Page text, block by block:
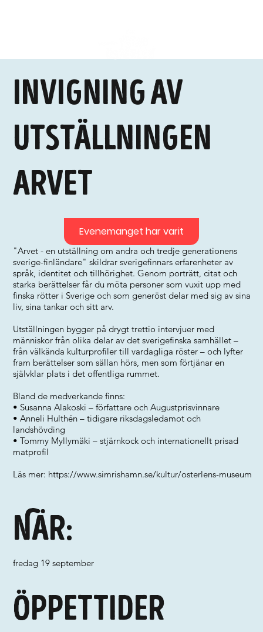
Invigning av
utställningen
arvet
"Arvet - en utställning om andra och tredje generationens
sverige-finländare" skildrar sverigefinnars erfarenheter av
språk, identitet och tillhörighet. Genom porträtt, citat och
starka berättelser får du möta personer som vuxit upp med
finska rötter i Sverige och som generöst delar med sig av sina
liv, sina tankar och sitt arv.
Utställningen bygger på drygt trettio intervjuer med
människor från olika delar av det sverigefinska samhället –
från välkända kulturprofiler till vardagliga röster – och lyfter
fram berättelser som sällan hörs, men som förtjänar en
självklar plats i det offentliga rummet.
Bland de medverkande finns:
• Susanna Alakoski – författare och Augustprisvinnare
• Anneli Hulthén – tidigare riksdagsledamot och
landshövding
• Tommy Myllymäki – stjärnkock och internationellt prisad
matprofil
Läs mer: https://www.simrishamn.se/kultur/osterlens-museum
När:
fredag 19 september
Öppettider
Evenemanget har varit